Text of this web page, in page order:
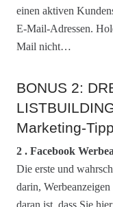
einen aktiven
E-Mail-Adressen.
Mail nicht…
BONUS 2:
Marketing-
2 . Facebook
Die erste und
darin,
daran ist, dass Sie